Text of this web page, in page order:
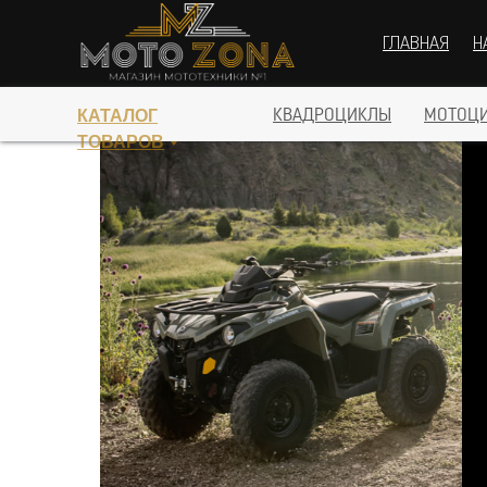
ГЛАВНАЯ
КАТАЛОГ
ТОВАРОВ
КВАДРОЦИКЛЫ
ПЕРЕЙТИ В КАТАЛОГ